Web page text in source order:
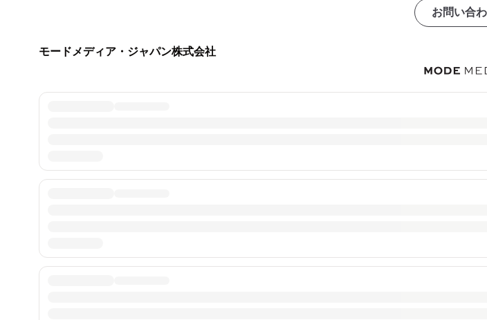
お問い合
モードメディア・ジャパン株式会社